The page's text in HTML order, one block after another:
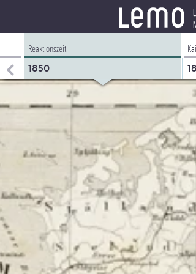
Reaktionszeit
1850